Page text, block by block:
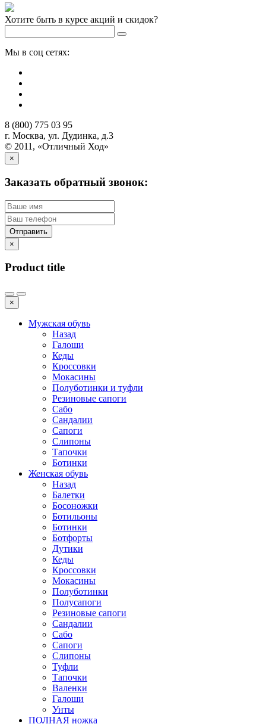
Хотите быть в курсе акций и скидок?
Мы в соц сетях:
8 (800) 775 03 95
г. Москва, ул. Дудинка, д.3
© 2011, «Отличный Ход»
×
Заказать обратный звонок:
Отправить
×
Product title
×
Мужская обувь
Назад
Галоши
Кеды
Кроссовки
Мокасины
Полуботинки и туфли
Резиновые сапоги
Сабо
Сандалии
Сапоги
Слипоны
Тапочки
Ботинки
Женская обувь
Назад
Балетки
Босоножки
Ботильоны
Ботинки
Ботфорты
Дутики
Кеды
Кроссовки
Мокасины
Полуботинки
Полусапоги
Резиновые сапоги
Сандалии
Сабо
Сапоги
Слипоны
Туфли
Тапочки
Валенки
Галоши
Унты
ПОЛНАЯ ножка